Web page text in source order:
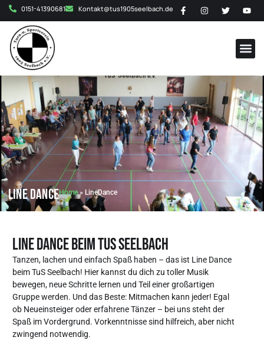
0151-41390681 Kontakt@tus1905seelbach.de
Line DanceHome» LineDance
Line Dance beim TuS Seelbach
Tanzen, lachen und einfach Spaß haben – das ist Line Dance
beim TuS Seelbach! Hier kannst du dich zu toller Musik
bewegen, neue Schritte lernen und Teil einer großartigen
Gruppe werden. Und das Beste: Mitmachen kann jeder! Egal
ob Neueinsteiger oder erfahrene Tänzer – bei uns steht der
Spaß im Vordergrund. Vorkenntnisse sind hilfreich, aber nicht
zwingend notwendig.